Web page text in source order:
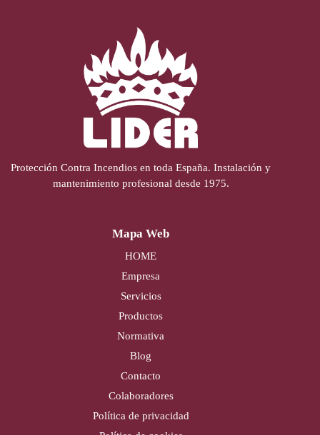
Protección Contra Incendios en toda España. Instalación y
mantenimiento profesional desde 1975.
Mapa Web
HOME
Empresa
Servicios
Productos
Normativa
Blog
Contacto
Colaboradores
Política de privacidad